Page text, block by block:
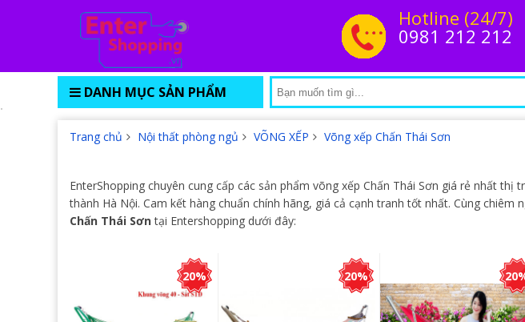
Hotline (24/7)
0981 212 212
DANH MỤC SẢN PHẨM
Trang chủ Nội thất phòng ngủ VÕNG XẾP Võng xếp Chấn Thái Sơn
EnterShopping chuyên cung cấp các sản phẩm võng xếp Chấn Thái Sơn giá rẻ nhất thị
thành Hà Nội. Cam kết hàng chuẩn chính hãng, giá cả cạnh tranh tốt nhất. Cùng chiêm
Chấn Thái Sơntại Entershopping dưới đây:
20% 20%